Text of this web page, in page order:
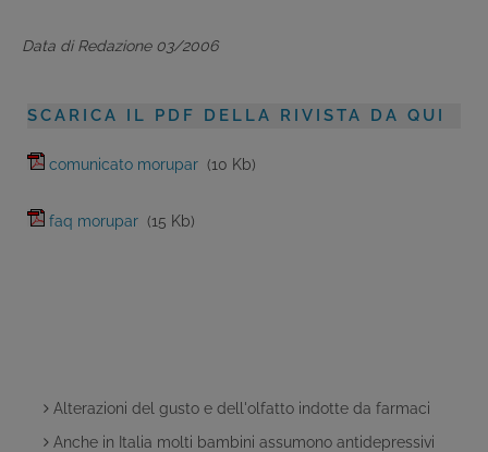
Data di Redazione 03/2006
SCARICA IL PDF DELLA RIVISTA DA QUI
comunicato morupar (10 Kb)
faq morupar (15 Kb)
Alterazioni del gusto e dell'olfatto indotte da farmaci
Anche in Italia molti bambini assumono antidepressivi